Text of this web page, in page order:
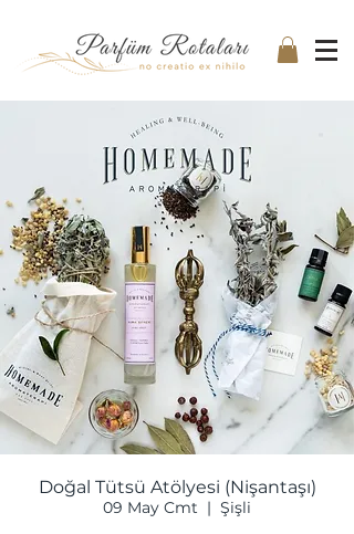
Doğal Tütsü Atölyesi (Nişantaşı)
09 May Cmt
  |
Şişli